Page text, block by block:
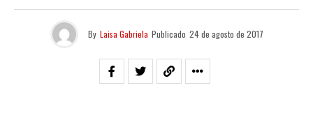
By Laisa Gabriela Publicado 24 de agosto de 2017